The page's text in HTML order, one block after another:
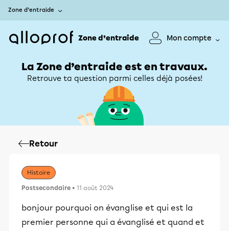
Zone d’entraide
Zone d’entraide Mon compte
La Zone d’entraide est en travaux.
Retrouve ta question parmi celles déjà posées!
Retour
Histoire
Postsecondaire • 11 août 2024
bonjour pourquoi on évanglise et qui est la
premier personne qui a évanglisé et quand et